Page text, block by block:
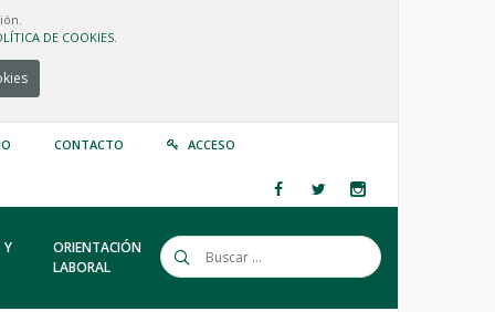
DE COOKIES.
CONTACTO ACCESO
Y
ORIENTACIÓN
LABORAL